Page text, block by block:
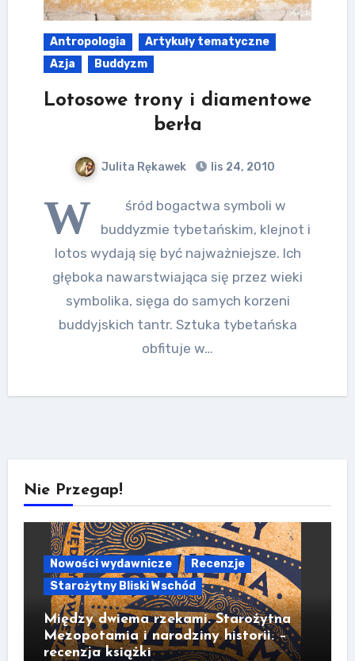
Antropologia
Artykuły tematyczne
Azja
Buddyzm
Lotosowe trony i diamentowe
berła
Julita Rękawek lis 24, 2010
W
śród bogactwa symboli w
buddyzmie tybetańskim, klejnot i
lotos wydają się być najważniejsze. Ich
głęboka nawarstwiająca się przez wieki
symbolika, sięga do samych korzeni
buddyjskich tantr. Sztuka tybetańska
obfituje w…
Nie Przegap!
Nowości wydawnicze
Recenzje
Starożytny Bliski Wschód
Między dwiema rzekami. Starożytna
Mezopotamia i narodziny historii. –
recenzja książki